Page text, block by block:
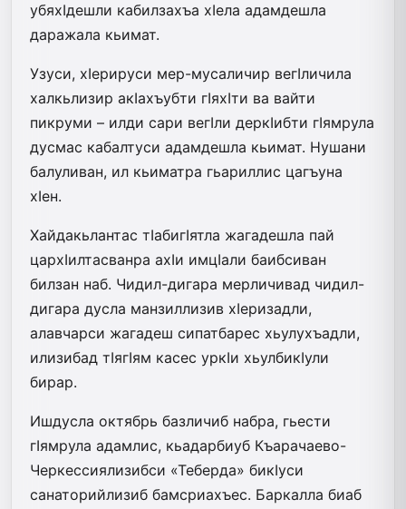
убяхIдешли кабилзахъа хIела адамдешла
даражала кьимат.
Узуси, хIерируси мер-мусаличир вегIличила
халкьлизир акIахъубти гIяхIти ва вайти
пикруми – илди сари вегIли деркIибти гIямрула
дусмас кабалтуси адамдешла кьимат. Нушани
балуливан, ил кьиматра гьариллис цагъуна
хIен.
Хайдакьлантас тIабигIятла жагадешла пай
цархIилтасванра ахIи имцIали баибсиван
билзан наб. Чидил-дигара мерличивад чидил-
дигара дусла манзиллизив хIеризадли,
алавчарси жагадеш сипатбарес хьулухъадли,
илизибад тIягIям касес уркIи хьулбикIули
бирар.
Ишдусла октябрь базличиб набра, гьести
гIямрула адамлис, кьадарбиуб Къарачаево-
Черкессиялизибси «Теберда» бикIуси
санаторийлизиб бамсриахъес. Баркалла биаб